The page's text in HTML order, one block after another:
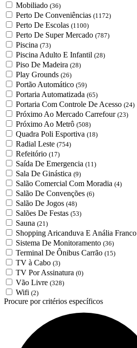
Mobiliado (36)
Perto De Conveniências (1172)
Perto De Escolas (1100)
Perto De Super Mercado (787)
Piscina (73)
Piscina Adulto E Infantil (28)
Piso De Madeira (28)
Play Grounds (26)
Portão Automático (59)
Portaria Automatizada (65)
Portaria Com Controle De Acesso (24)
Próximo Ao Mercado Carrefour (23)
Próximo Ao Metrô (508)
Quadra Poli Esportiva (18)
Radial Leste (754)
Refeitório (17)
Saída De Emergencia (11)
Sala De Ginástica (9)
Salão Comercial Com Moradia (4)
Salão De Convenções (6)
Salão De Jogos (48)
Salões De Festas (53)
Sauna (21)
Shopping Aricanduva E Anália Franco
Sistema De Monitoramento (36)
Terminal De Ônibus Carrão (15)
TV à Cabo (3)
TV Por Assinatura (0)
Vão Livre (328)
Wifi (2)
Procure por critérios específicos